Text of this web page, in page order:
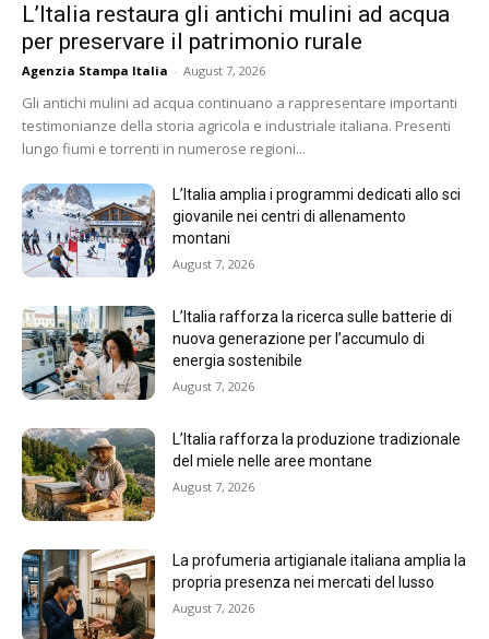
L’Italia restaura gli antichi mulini ad acqua
per preservare il patrimonio rurale
Agenzia Stampa Italia - August 7, 2026
Gli antichi mulini ad acqua continuano a rappresentare importanti
testimonianze della storia agricola e industriale italiana. Presenti
lungo fiumi e torrenti in numerose regioni...
L’Italia amplia i programmi dedicati allo sci
giovanile nei centri di allenamento
montani
August 7, 2026
L’Italia rafforza la ricerca sulle batterie di
nuova generazione per l’accumulo di
energia sostenibile
August 7, 2026
L’Italia rafforza la produzione tradizionale
del miele nelle aree montane
August 7, 2026
La profumeria artigianale italiana amplia la
propria presenza nei mercati del lusso
August 7, 2026